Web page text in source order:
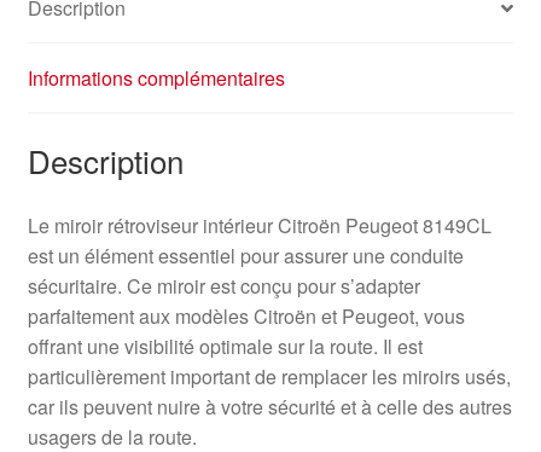
Description
Informations complémentaires
Description
Le miroir rétroviseur intérieur Citroën Peugeot 8149CL
est un élément essentiel pour assurer une conduite
sécuritaire. Ce miroir est conçu pour s’adapter
parfaitement aux modèles Citroën et Peugeot, vous
offrant une visibilité optimale sur la route. Il est
particulièrement important de remplacer les miroirs usés,
car ils peuvent nuire à votre sécurité et à celle des autres
usagers de la route.